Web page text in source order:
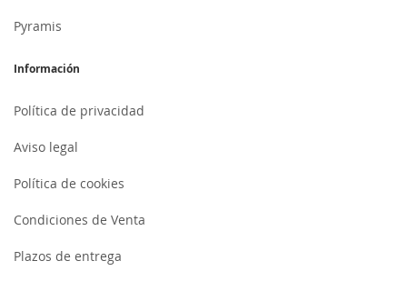
Pyramis
Información
Política de privacidad
Aviso legal
Política de cookies
Condiciones de Venta
Plazos de entrega